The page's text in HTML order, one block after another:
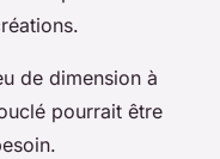
de dimension à
pourrait être